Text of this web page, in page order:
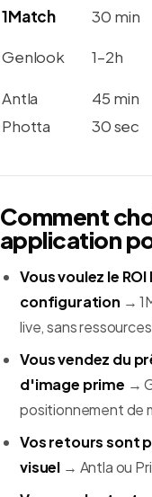
1Match 30 min
Genlook 1–2h
Antla
45 min
Photta
30 sec
Comment
application
Vous voulez le
configuration →
live, sans
Vous vendez du
d'image prime →
positionnement de
Vos retours sont
visuel → Antla ou